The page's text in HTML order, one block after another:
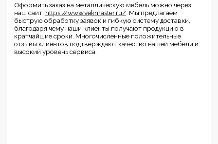
Оформить заказ на металлическую мебель можно через
наш сайт: https://www.vekmaster.ru/ . Мы предлагаем
быструю обработку заявок и гибкую систему доставки,
благодаря чему наши клиенты получают продукцию в
кратчайшие сроки. Многочисленные положительные
отзывы клиентов подтверждают качество нашей мебели и
высокий уровень сервиса.